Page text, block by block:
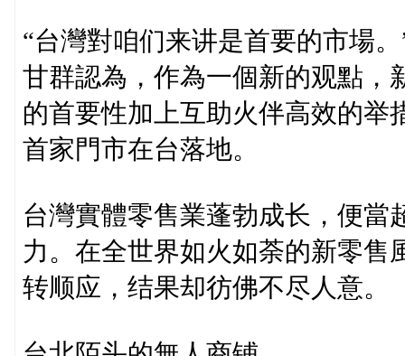
“台灣對咱们来讲是首要的市場
甘群認為，作為一個新的观點，
的首要性加上互助火伴高效的举
首家門市在台落地。
台灣實體零售業蓬勃成长，便當
力。在全世界如火如荼的新零售
转顺应，结果却彷佛不尽人意。